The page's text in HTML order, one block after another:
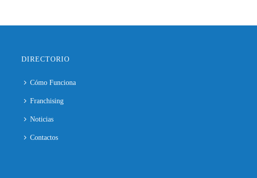
DIRECTORIO
Cómo Funciona
Franchising
Noticias
Contactos